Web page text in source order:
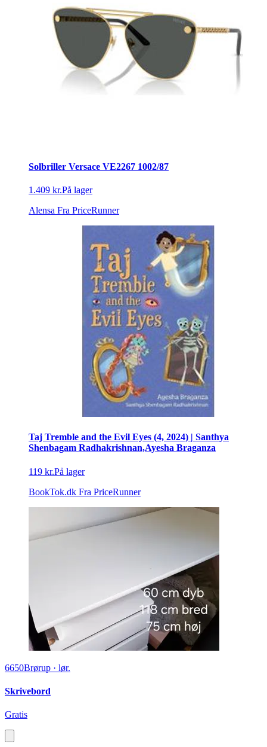
Solbriller Versace VE2267 1002/87
1.409 kr.På lager
Alensa Fra PriceRunner
Taj Tremble and the Evil Eyes (4, 2024) | Santhya
Shenbagam Radhakrishnan,Ayesha Braganza
119 kr.På lager
BookTok.dk Fra PriceRunner
6650Brørup · lør.
Skrivebord
Gratis